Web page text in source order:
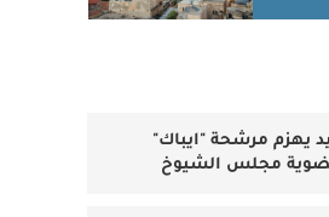
يهزم مرشحة "ايباك"
مجلس الشيوخ